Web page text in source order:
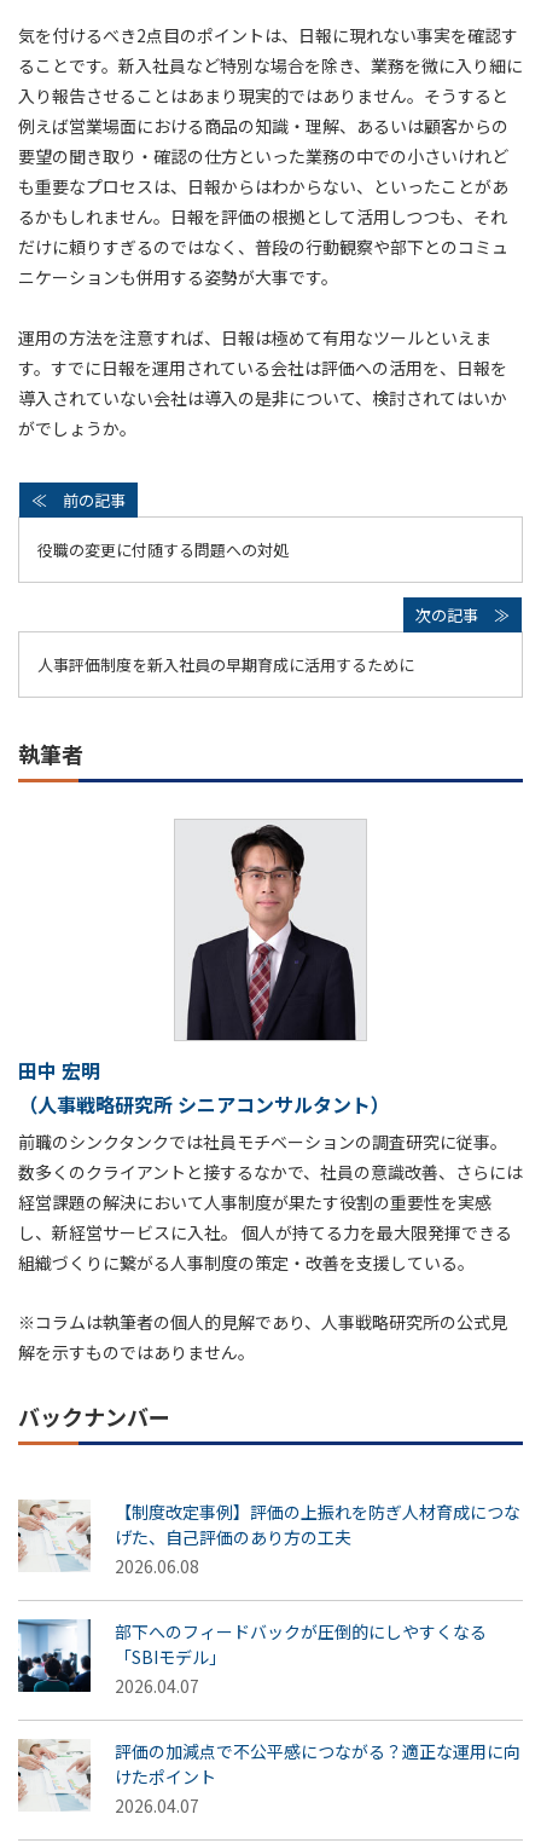
気を付けるべき2点目のポイントは、日報に現れない事実を確認す
ることです。新入社員など特別な場合を除き、業務を微に入り細に
入り報告させることはあまり現実的ではありません。そうすると
例えば営業場面における商品の知識・理解、あるいは顧客からの
要望の聞き取り・確認の仕方といった業務の中での小さいけれど
も重要なプロセスは、日報からはわからない、といったことがあ
るかもしれません。日報を評価の根拠として活用しつつも、それ
だけに頼りすぎるのではなく、普段の行動観察や部下とのコミュ
ニケーションも併用する姿勢が大事です。
運用の方法を注意すれば、日報は極めて有用なツールといえま
す。すでに日報を運用されている会社は評価への活用を、日報を
導入されていない会社は導入の是非について、検討されてはいか
がでしょうか。
役職の変更に付随する問題への対処
人事評価制度を新入社員の早期育成に活用するために
執筆者
田中 宏明
（人事戦略研究所 シニアコンサルタント）
前職のシンクタンクでは社員モチベーションの調査研究に従事。
数多くのクライアントと接するなかで、社員の意識改善、さらには
経営課題の解決において人事制度が果たす役割の重要性を実感
し、新経営サービスに入社。 個人が持てる力を最大限発揮できる
組織づくりに繋がる人事制度の策定・改善を支援している。
※コラムは執筆者の個人的見解であり、人事戦略研究所の公式見
解を示すものではありません。
バックナンバー
【制度改定事例】評価の上振れを防ぎ人材育成につな
げた、自己評価のあり方の工夫
2026.06.08
部下へのフィードバックが圧倒的にしやすくなる
「SBIモデル」
2026.04.07
評価の加減点で不公平感につながる？適正な運用に向
けたポイント
2026.04.07